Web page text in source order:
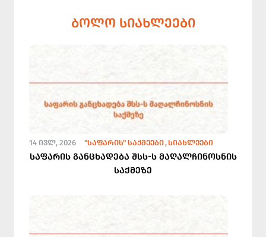
ᲑᲝᲚᲝ ᲡᲘᲐᲮᲚᲔᲔᲑᲘ
14 ᲘᲕᲚ, 2026 "ᲡᲐᲤᲐᲠᲘᲡ" ᲡᲐᲥᲛᲔᲔᲑᲘ ᲡᲘᲐᲮᲚᲔᲔᲑᲘ
საფარის განცხადება შსს-ს მაღალჩინოსნის
საქმეზე